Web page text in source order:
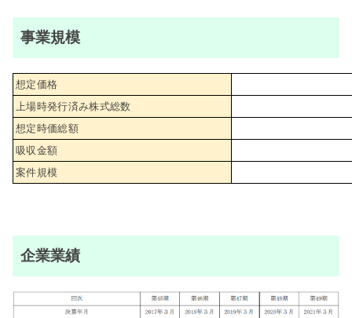
事業規模
想定価格
上場時発行済み株式総数
想定時価総額
吸収金額
案件規模
企業業績